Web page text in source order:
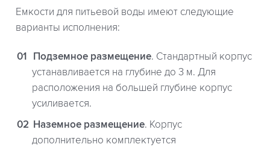
Емкости для питьевой воды имеют следующие
варианты исполнения:
Подземное размещение. Стандартный корпус
устанавливается на глубине до 3 м. Для
расположения на большей глубине корпус
усиливается.
Наземное размещение. Корпус
дополнительно комплектуется